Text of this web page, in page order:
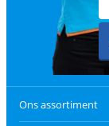
Ons assortiment